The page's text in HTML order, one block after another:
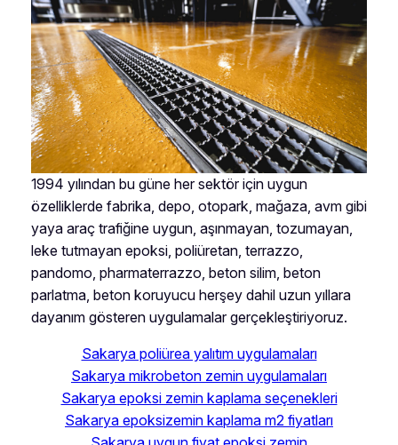
1994 yılından bu güne her sektör için uygun
özelliklerde fabrika, depo, otopark, mağaza, avm gibi
yaya araç trafiğine uygun, aşınmayan, tozumayan,
leke tutmayan epoksi, poliüretan, terrazzo,
pandomo, pharmaterrazzo, beton silim, beton
parlatma, beton koruyucu herşey dahil uzun yıllara
dayanım gösteren uygulamalar gerçekleştiriyoruz.
Sakarya poliürea yalıtım uygulamaları
Sakarya mikrobeton zemin uygulamaları
Sakarya epoksi zemin kaplama seçenekleri
Sakarya epoksizemin kaplama m2 fiyatları